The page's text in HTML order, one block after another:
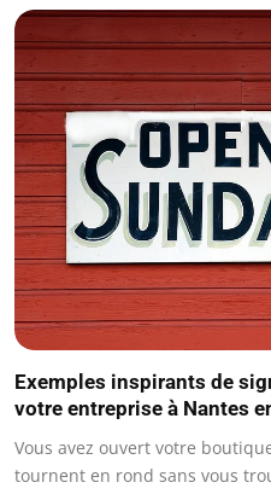
Exemples inspirants de
votre entreprise à Nantes
Vous avez ouvert votre
tournent en rond sans vous